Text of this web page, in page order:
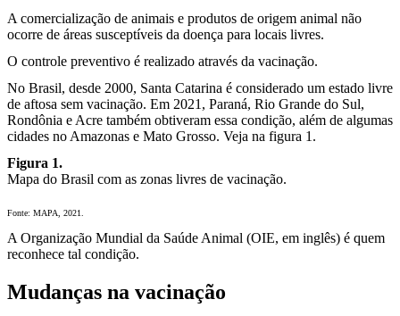
A comercialização de animais e produtos de origem animal não
ocorre de áreas susceptíveis da doença para locais livres.
O controle preventivo é realizado através da vacinação.
No Brasil, desde 2000, Santa Catarina é considerado um estado livre
de aftosa sem vacinação. Em 2021, Paraná, Rio Grande do Sul,
Rondônia e Acre também obtiveram essa condição, além de algumas
cidades no Amazonas e Mato Grosso. Veja na figura 1.
Figura 1.
Mapa do Brasil com as zonas livres de vacinação.
Fonte: MAPA, 2021.
A Organização Mundial da Saúde Animal (OIE, em inglês) é quem
reconhece tal condição.
Mudanças na vacinação